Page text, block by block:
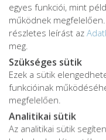
egyes funkciói, mint
működnek
részletes leírást az
meg.
Szükséges sütik
Ezek a sütik
funkcióinak
megfelelően.
Analitikai sütik
Az analitikai sütik